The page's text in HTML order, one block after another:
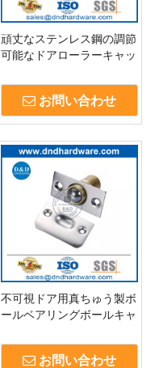
頑丈なステンレス鋼の調節
可能なドアローラーキャッ
お問い合わせ
不可視ドア用真ちゅう製ボ
ールベアリングボールキャ
お問い合わせ